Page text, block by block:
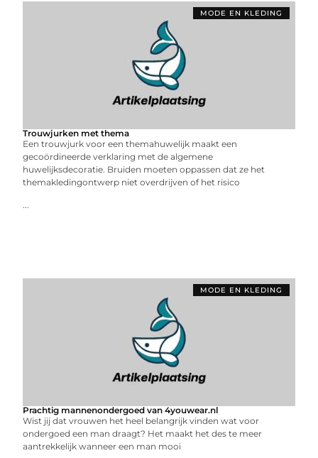
MODE EN KLEDING
Trouwjurken met thema
Een trouwjurk voor een themahuwelijk maakt een
gecoördineerde verklaring met de algemene
huwelijksdecoratie. Bruiden moeten oppassen dat ze het
themakledingontwerp niet overdrijven of het risico
...
MODE EN KLEDING
Prachtig mannenondergoed van 4youwear.nl
Wist jij dat vrouwen het heel belangrijk vinden wat voor
ondergoed een man draagt? Het maakt het des te meer
aantrekkelijk wanneer een man mooi